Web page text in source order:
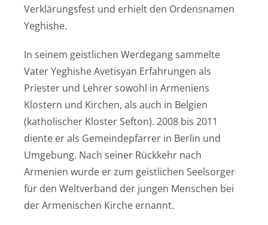
Verklärungsfest und erhielt den Ordensnamen
Yeghishe.
In seinem geistlichen Werdegang sammelte
Vater Yeghishe Avetisyan Erfahrungen als
Priester und Lehrer sowohl in Armeniens
Klostern und Kirchen, als auch in Belgien
(katholischer Kloster Sefton). 2008 bis 2011
diente er als Gemeindepfarrer in Berlin und
Umgebung. Nach seiner Rückkehr nach
Armenien wurde er zum geistlichen Seelsorger
für den Weltverband der jungen Menschen bei
der Armenischen Kirche ernannt.